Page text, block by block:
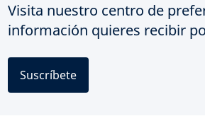
Visita nuestro centro de
información quieres recibir
Suscríbete